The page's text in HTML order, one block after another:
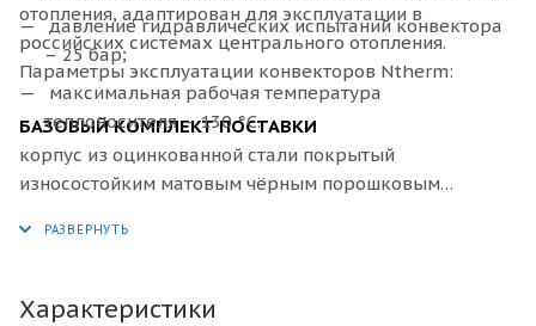
отопления, адаптирован для эксплуатации в
российских системах центрального отопления.
Параметры эксплуатации конвекторов Ntherm:
давление гидравлических испытаний конвектора
– 25 бар;
максимальная рабочая температура
теплоносителя – 130 °С.
БАЗОВЫЙ КОМПЛЕКТ ПОСТАВКИ
корпус из оцинкованной стали покрытый
износостойким матовым чёрным порошковым
декоративная рамка по периметру корпуса из
выполненная в цвет решетки, с черной полосой из
Характеристики